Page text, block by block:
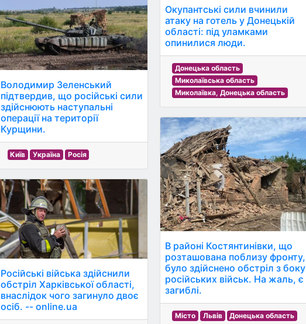
Володимир Зеленський
підтвердив, що російські сили
здійснюють наступальні
операції на території
Курщини.
Київ Україна Росія
Російські війська здійснили
обстріл Харківської області,
внаслідок чого загинуло двоє
осіб. -- online.ua
Окупантські сили вчинили
атаку на готель у Донецькій
області: під уламками
опинилися люди.
Донецька область
Миколаївська область
Миколаївка, Донецька область
В районі Костянтинівки, що
розташована поблизу фронту,
було здійснено обстріл з боку
російських військ. На жаль, є
загиблі.
Місто Львів Донецька область